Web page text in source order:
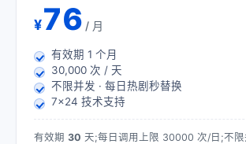
¥76 / 月
有效期 1 个月
30,000 次 / 天
不限并发 · 每日热剧秒替换
7×24 技术支持
有效期 30 天;每日调用上限 30000 次/日;不限